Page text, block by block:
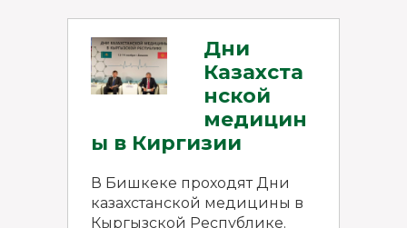
Дни
Казахста
нской
медицин
ы в Киргизии
В Бишкеке проходят Дни
казахстанской медицины в
Кыргызской Республике.